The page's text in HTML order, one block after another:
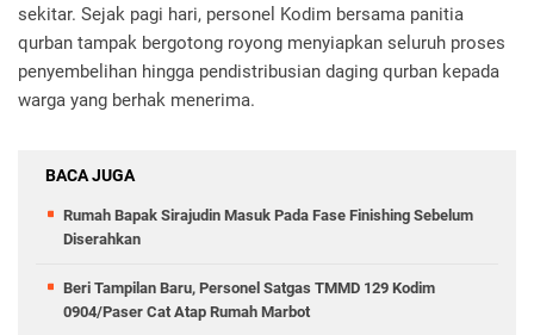
sekitar. Sejak pagi hari, personel Kodim bersama panitia
qurban tampak bergotong royong menyiapkan seluruh proses
penyembelihan hingga pendistribusian daging qurban kepada
warga yang berhak menerima.
BACA JUGA
Rumah Bapak Sirajudin Masuk Pada Fase Finishing Sebelum
Diserahkan
Beri Tampilan Baru, Personel Satgas TMMD 129 Kodim
0904/Paser Cat Atap Rumah Marbot